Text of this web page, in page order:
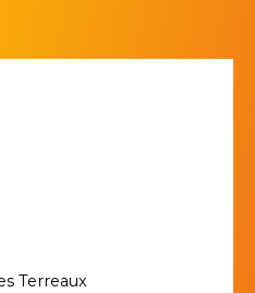
Terreaux